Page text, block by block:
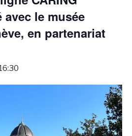
avec le musée
en partenariat